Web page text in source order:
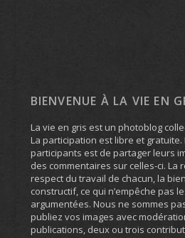
BIENVENUE À LA VIE EN
La vie en gris est un photoblog
La participation est libre et gratuite.
participants est de partager leurs
des commentaires sur celles-ci. La
respect du travail de chacun, la
constructif, ce qui n’empêche pas
argumentées. Nous ne sommes
publiez vos images avec
publications, deux ou trois